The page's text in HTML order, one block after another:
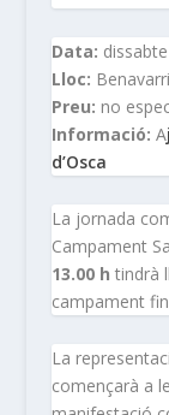
Data:
Lloc: Benavarri
Preu: no
Informació: A
d’Osca
La jornada
Campament
13.00 h tindrà
campament
La
començarà a